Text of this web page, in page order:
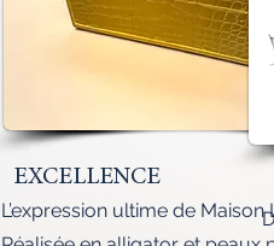
EXCELLENCE
L’expression ultime de Maison